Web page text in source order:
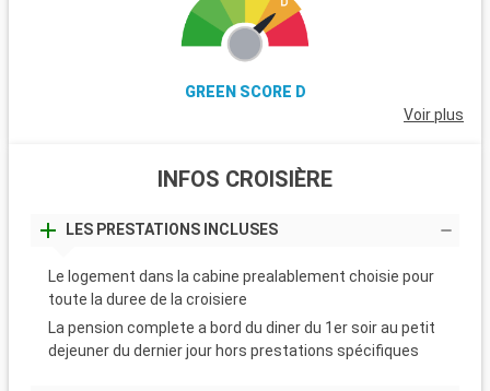
GREEN SCORE D
Voir plus
INFOS CROISIÈRE
LES PRESTATIONS INCLUSES
Le logement dans la cabine prealablement choisie pour
toute la duree de la croisiere
La pension complete a bord du diner du 1er soir au petit
dejeuner du dernier jour hors prestations spécifiques